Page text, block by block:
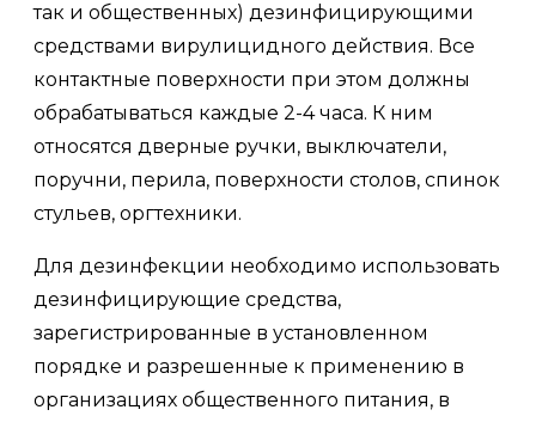
так и общественных) дезинфицирующими
средствами вирулицидного действия. Все
контактные поверхности при этом должны
обрабатываться каждые 2-4 часа. К ним
относятся дверные ручки, выключатели,
поручни, перила, поверхности столов, спинок
стульев, оргтехники.
Для дезинфекции необходимо использовать
дезинфицирующие средства,
зарегистрированные в установленном
порядке и разрешенные к применению в
организациях общественного питания, в